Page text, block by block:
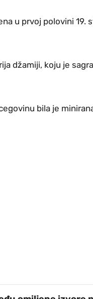
u prvoj polovini
džamiji, koju je
bila je